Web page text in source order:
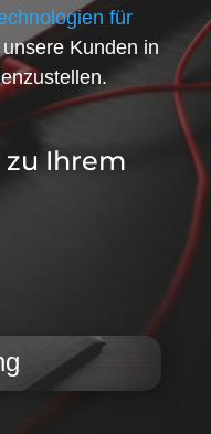
für
Kunden in
zu Ihrem